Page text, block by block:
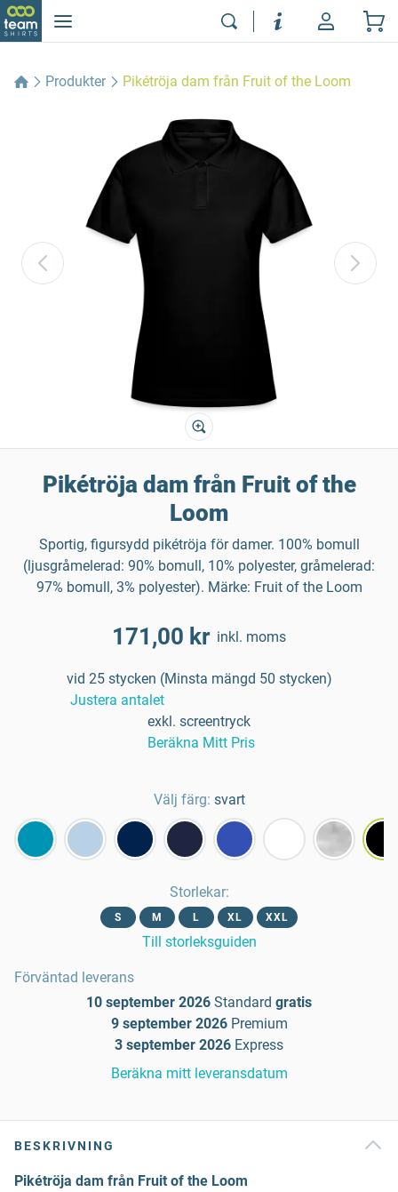
Produkter Pikétröja dam från Fruit of the Loom
Pikétröja dam från Fruit of the
Loom
Sportig, figursydd pikétröja för damer. 100% bomull
(ljusgråmelerad: 90% bomull, 10% polyester, gråmelerad:
97% bomull, 3% polyester). Märke: Fruit of the Loom
171,00 kr inkl. moms
vid 25 stycken (Minsta mängd 50 stycken)
Justera antalet
exkl. screentryck
Beräkna Mitt Pris
Välj färg: svart
Storlekar:
S M L XL XXL
Till storleksguiden
Förväntad leverans
10 september 2026 Standard gratis
9 september 2026 Premium
3 september 2026 Express
Beräkna mitt leveransdatum
BESKRIVNING
Pikétröja dam från Fruit of the Loom